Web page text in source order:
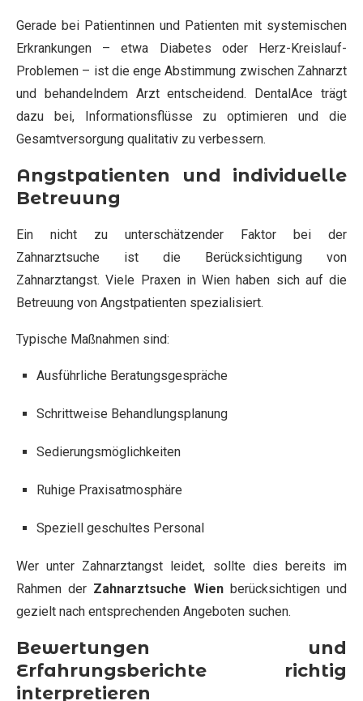
Gerade bei Patientinnen und Patienten mit systemischen
Erkrankungen – etwa Diabetes oder Herz-Kreislauf-
Problemen – ist die enge Abstimmung zwischen Zahnarzt
und behandelndem Arzt entscheidend. DentalAce trägt
dazu bei, Informationsflüsse zu optimieren und die
Gesamtversorgung qualitativ zu verbessern.
Angstpatienten und individuelle
Betreuung
Ein nicht zu unterschätzender Faktor bei der
Zahnarztsuche ist die Berücksichtigung von
Zahnarztangst. Viele Praxen in Wien haben sich auf die
Betreuung von Angstpatienten spezialisiert.
Typische Maßnahmen sind:
Ausführliche Beratungsgespräche
Schrittweise Behandlungsplanung
Sedierungsmöglichkeiten
Ruhige Praxisatmosphäre
Speziell geschultes Personal
Wer unter Zahnarztangst leidet, sollte dies bereits im
Rahmen der Zahnarztsuche Wienberücksichtigen und
gezielt nach entsprechenden Angeboten suchen.
Bewertungen und
Erfahrungsberichte richtig
interpretieren